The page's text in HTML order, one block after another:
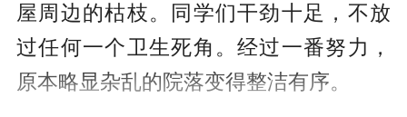
屋周边的枯枝。同学们干劲十足，不放
过任何一个卫生死角。经过一番努力，
原本略显杂乱的院落变得整洁有序。